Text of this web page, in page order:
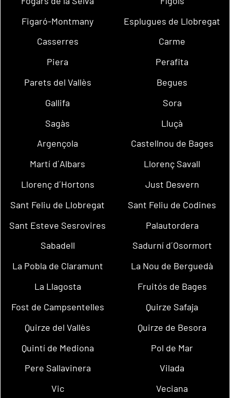
Figaró-Montmany
Esplugues de Llobregat
Casserres
Carme
Piera
Perafita
Parets del Vallès
Begues
Gallifa
Sora
Sagàs
Lluçà
Argençola
Castellnou de Bages
Martí d´Albars
Llorenç Savall
Llorenç d´Hortons
Just Desvern
Sant Feliu de Llobregat
Sant Feliu de Codines
Sant Esteve Sesrovires
Palautordera
Sabadell
Sadurní d´Osormort
La Pobla de Claramunt
La Nou de Berguedà
La Llagosta
Fruitós de Bages
Fost de Campsentelles
Quirze Safaja
Quirze del Vallès
Quirze de Besora
Quintí de Mediona
Pol de Mar
Pere Sallavinera
Vilada
Vic
Veciana